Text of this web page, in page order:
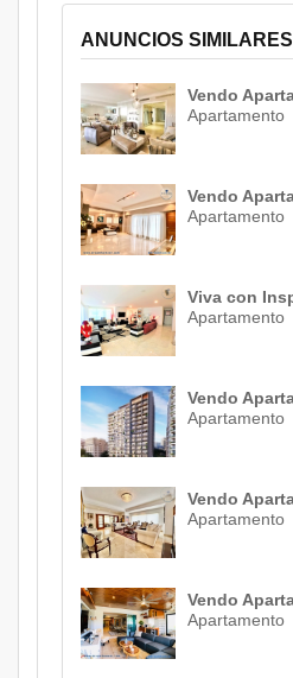
ANUNCIOS SIMILARES
Apartamento
Apartamento
Apartamento
Apartamento
Apartamento
Apartamento